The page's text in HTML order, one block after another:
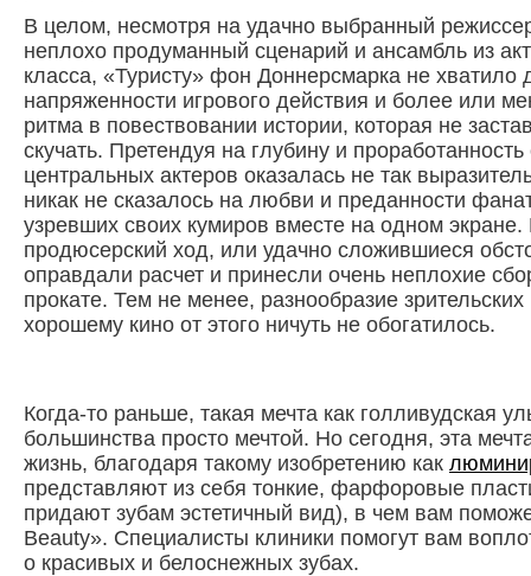
В целом, несмотря на удачно выбранный
неплохо продуманный сценарий и ансамбль из
класса, «Туристу» фон Доннерсмарка не хватило
напряженности игрового действия и более или
ритма в повествовании истории, которая не
скучать. Претендуя на глубину и
центральных актеров оказалась не так
никак не сказалось на любви и преданности
узревших своих кумиров вместе на одном
продюсерский ход, или удачно сложившиеся
оправдали расчет и принесли очень неплохие
прокате. Тем не менее, разнообразие зрительских
хорошему кино от этого ничуть не обогатилось.
Когда-то раньше, такая мечта как голливудская
большинства просто мечтой. Но сегодня, эта
жизнь, благодаря такому изобретению как
представляют из себя тонкие, фарфоровые
придают зубам эстетичный вид), в чем вам
Beauty». Специалисты клиники помогут вам
о красивых и белоснежных зубах.